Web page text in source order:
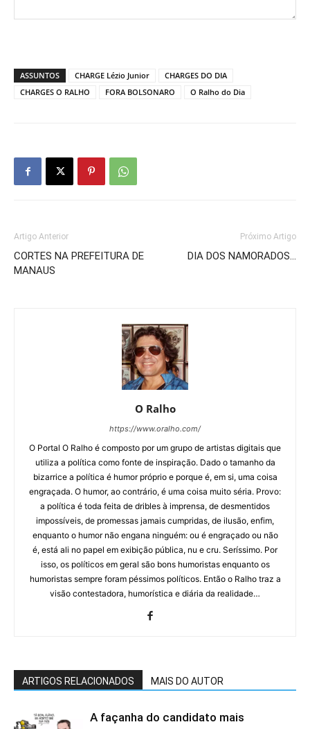
ASSUNTOS CHARGE Lézio Junior
CHARGES DO DIA
CHARGES O RALHO
FORA BOLSONARO O Ralho do Dia
Artigo Anterior
CORTES NA PREFEITURA DE
MANAUS
Próximo Artigo
DIA DOS NAMORADOS…
O Ralho
https://www.oralho.com/
O Portal O Ralho é composto por um grupo de artistas digitais que
utiliza a política como fonte de inspiração. Dado o tamanho da
bizarrice a política é humor próprio e porque é, em si, uma coisa
engraçada. O humor, ao contrário, é uma coisa muito séria. Provo:
a política é toda feita de dribles à imprensa, de desmentidos
impossíveis, de promessas jamais cumpridas, de ilusão, enfim,
enquanto o humor não engana ninguém: ou é engraçado ou não
é, está ali no papel em exibição pública, nu e cru. Seríssimo. Por
isso, os políticos em geral são bons humoristas enquanto os
humoristas sempre foram péssimos políticos. Então o Ralho traz a
visão contestadora, humorística e diária da realidade…
ARTIGOS RELACIONADOS MAIS DO AUTOR
A façanha do candidato mais